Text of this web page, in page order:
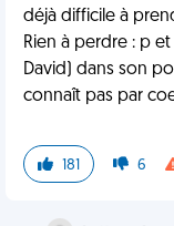
déjà difficile à
Rien à perdre : p
David) dans son
connaît pas par
181 6